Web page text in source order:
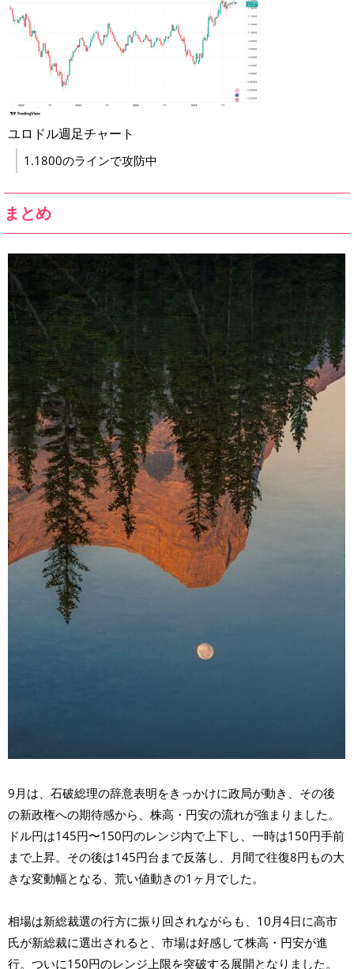
ユロドル週足チャート
1.1800のラインで攻防中
まとめ
9月は、石破総理の辞意表明をきっかけに政局が動き、その後
の新政権への期待感から、株高・円安の流れが強まりました。
ドル円は145円〜150円のレンジ内で上下し、一時は150円手前
まで上昇。その後は145円台まで反落し、月間で往復8円もの大
きな変動幅となる、荒い値動きの1ヶ月でした。
相場は新総裁選の行方に振り回されながらも、10月4日に高市
氏が新総裁に選出されると、市場は好感して株高・円安が進
行。ついに150円のレンジ上限を突破する展開となりました。